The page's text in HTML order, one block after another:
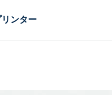
リンター